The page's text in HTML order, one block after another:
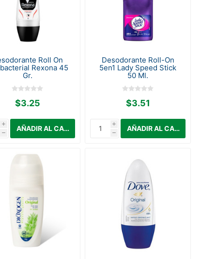
Roll On
Rexona 45
Gr.
$3.25
i
h
Desodorante Roll-On
5en1 Lady Speed Stick
50 Ml.
$3.51
i
h